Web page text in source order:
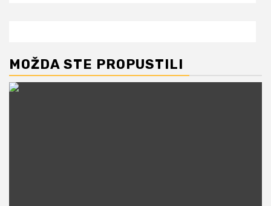
MOŽDA STE PROPUSTILI